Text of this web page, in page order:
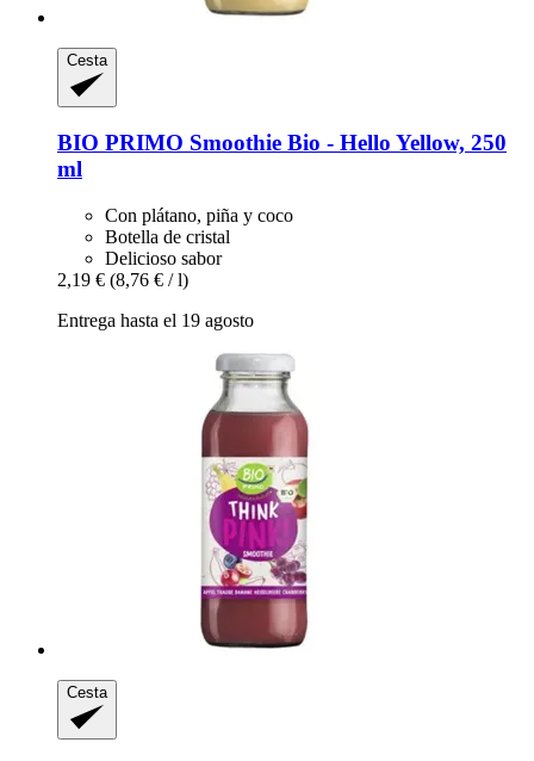
Cesta
BIO PRIMO Smoothie Bio -​ Hello Yellow, 250
ml
Con plátano, piña y coco
Botella de cristal
Delicioso sabor
2,19 € (8,76 € / l)
Entrega hasta el 19 agosto
Cesta